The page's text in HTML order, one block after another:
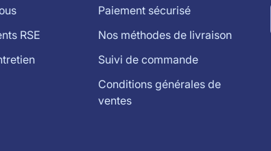
RSE
Paiement sécurisé
Nos méthodes de livraison
Suivi de commande
Conditions générales de
ventes